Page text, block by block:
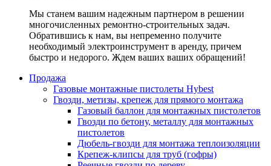
Мы станем вашим надежным партнером в решении
многочисленных ремонтно-строительных задач.
Обратившись к нам, вы непременно получите
необходимый электроинструмент в аренду, причем
быстро и недорого. Ждем ваших ваших обращений!
Продажа
Газовые монтажные пистолеты Hybest
Гвозди, метизы, крепеж для прямого монтажа
Газовый баллон для монтажных пистолетов
Гвозди по бетону, металлу для монтажных
пистолетов
Дюбель-гвозди для монтажа теплоизоляции
Крепеж-клипсы для труб (гофры)